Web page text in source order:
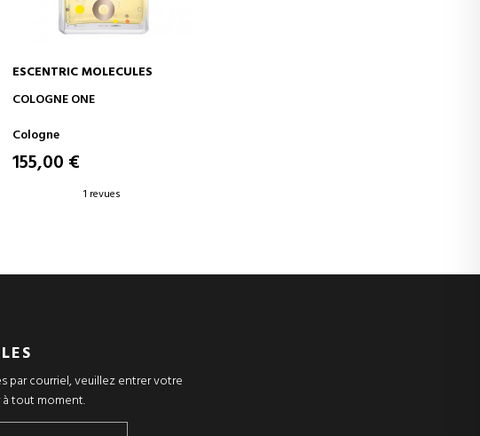
AJOUTER AU PANIER
ESCENTRIC MOLECULES
COLOGNE ONE
Cologne
155,00 €
1 revues
par courriel, veuillez entrer votre
tout moment.